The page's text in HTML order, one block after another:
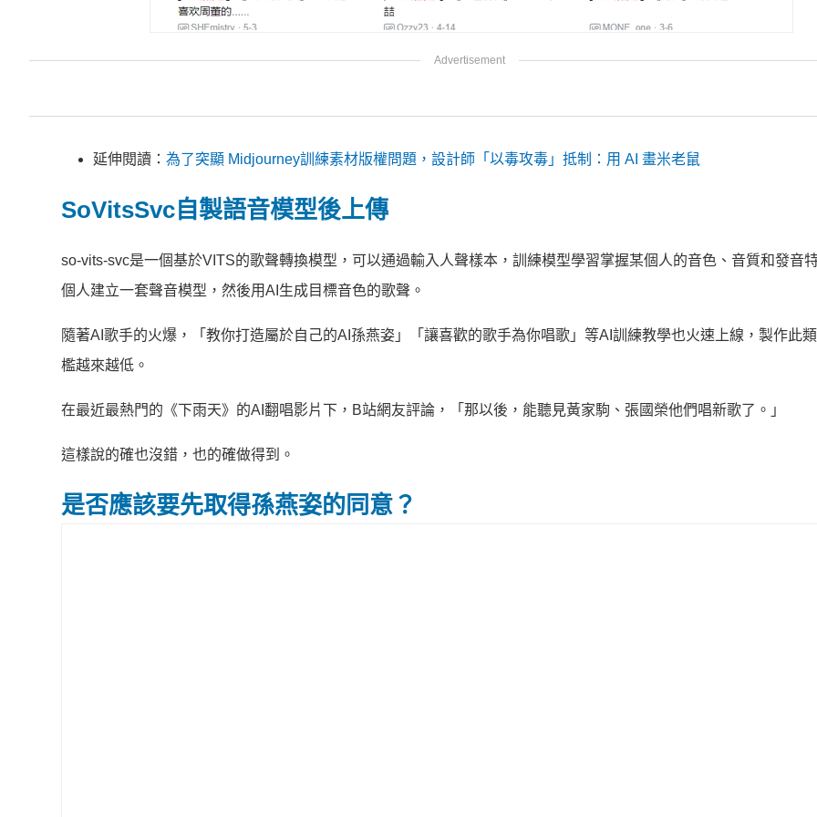
延伸閱讀： 為了突顯 Midjourney訓練素材版權問題，設計師「以毒攻毒」抵制：用 AI 畫米老鼠
SoVitsSvc 自製語音模型後上傳
so-vits-svc是一個基於VITS的歌聲轉換模型，可以通過輸入人聲樣本，訓練模型學習掌握某個人的音色、音質和發音
個人建立一套聲音模型，然後用AI生成目標音色的歌聲。
隨著AI歌手的火爆，「教你打造屬於自己的AI孫燕姿」「讓喜歡的歌手為你唱歌」等AI訓練教學也火速上線，製作此
檻越來越低。
在最近最熱門的《下雨天》的AI翻唱影片下，B站網友評論，「那以後，能聽見黃家駒、張國榮他們唱新歌了。」
這樣說的確也沒錯，也的確做得到。
是否應該要先取得孫燕姿的同意？